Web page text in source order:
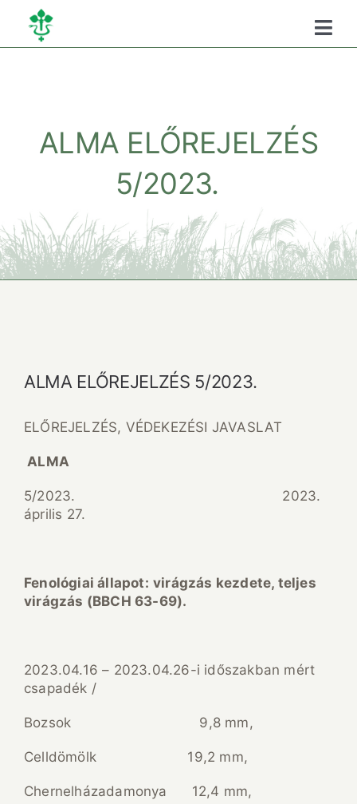
Kihagyás
Kamaráról
Szükséghelyzeti
ALMA ELŐREJELZÉS
5/2023.
ALMA ELŐREJELZÉS 5/2023.
ELŐREJELZÉS, VÉDEKEZÉSI JAVASLAT
ALMA
5/2023. 2023.
április 27.
Fenológiaiállapot: virágzás kezdete, teljes
virágzás (BBCH 63-69).
2023.04.16 – 2023.04.26-i időszakban mért
csapadék /
Bozsok 9,8 mm,
Celldömölk 19,2 mm,
Chernelházadamonya 12,4 mm,